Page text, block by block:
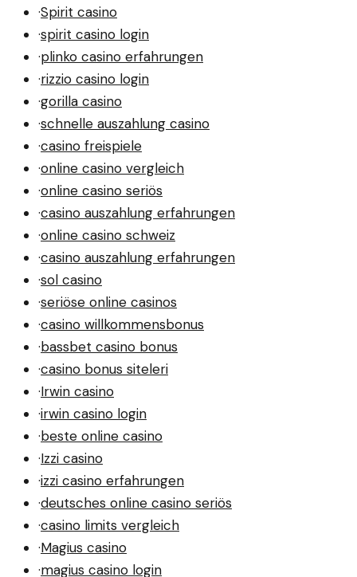
·Spirit casino
·spirit casino login
·plinko casino erfahrungen
·rizzio casino login
·gorilla casino
·schnelle auszahlung casino
·casino freispiele
·online casino vergleich
·online casino seriös
·casino auszahlung erfahrungen
·online casino schweiz
·casino auszahlung erfahrungen
·sol casino
·seriöse online casinos
·casino willkommensbonus
·bassbet casino bonus
·casino bonus siteleri
·Irwin casino
·irwin casino login
·beste online casino
·Izzi casino
·izzi casino erfahrungen
·deutsches online casino seriös
·casino limits vergleich
·Magius casino
·magius casino login